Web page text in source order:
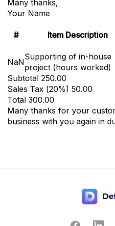
Many thanks,
Your Name
# Item Description
NaN
Supporting of in-house
project (hours worked)
Subtotal 250.00
Sales Tax (20%) 50.00
Total 300.00
Many thanks for your
business with you again in